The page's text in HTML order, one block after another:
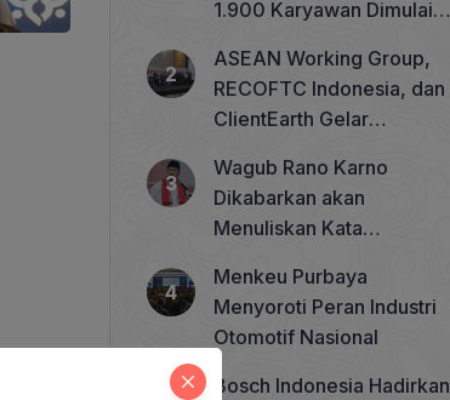
1.900 Karyawan Dimulai 5
ASEAN Working Group,
RECOFTC Indonesia, dan
ClientEarth Gelar
Memperkuat Tata Kelola
Perhutanan Sosial
Wagub Rano Karno
Dikabarkan akan
Menuliskan Kata
Betawi 100 Tahun
Menkeu Purbaya
Menyoroti Peran Industri
Otomotif Nasional
Bosch Indonesia Hadirkan